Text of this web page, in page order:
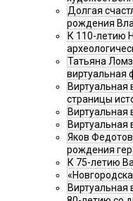
Долгая
рождения
К 110-летию
Татьяна
виртуальная
Виртуальная
страницы
Виртуальная
Виртуальная
Яков
рождения
К 75-летию
Виртуальная